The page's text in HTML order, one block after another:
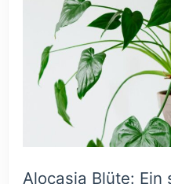
Alocasia Blüte: